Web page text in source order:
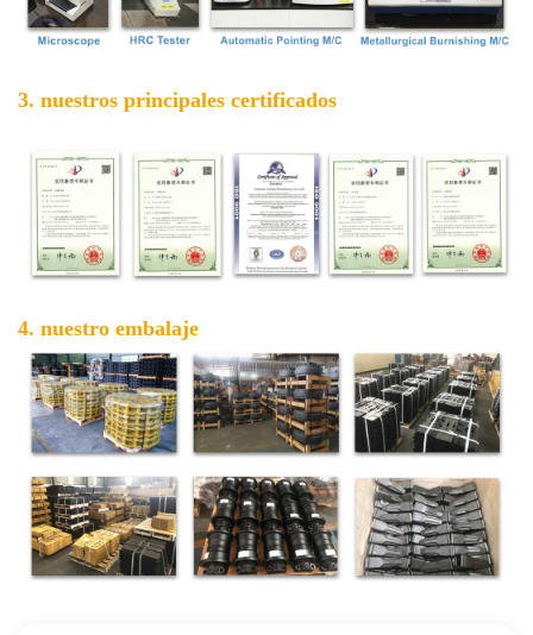
3. nuestros principales certificados
4. nuestro embalaje